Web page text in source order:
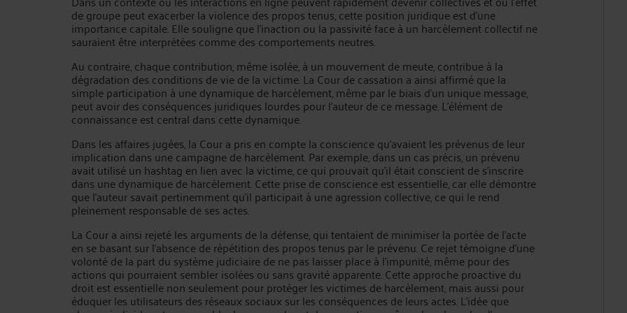
de groupe peut exacerber la violence des propos tenus, cette position juridique est d'une
importance capitale. Elle souligne que l'inaction ou la passivité face à un harcèlement collectif ne
sauraient être interprétées comme des comportements neutres.
Au contraire, chaque contribution, même isolée, à un mouvement de meute, contribue à la
dégradation des conditions de vie de la victime. La Cour de cassation a ainsi affirmé que la
simple participation à une dynamique de harcèlement, même par le biais d’un unique message,
peut avoir des conséquences juridiques lourdes pour l’auteur de ce message. L’élément de
connaissance est central dans cette dynamique.
Dans les affaires jugées, la Cour a pris en compte la conscience qu'avaient les prévenus de leur
implication dans une campagne de harcèlement. Par exemple, dans un cas précis, un prévenu
avait utilisé un hashtag en lien avec la victime, ce qui prouvait qu'il était conscient de s'inscrire
dans une dynamique de harcèlement. Cette prise de conscience est essentielle, car elle démontre
que l’auteur savait pertinemment qu'il participait à une agression collective, ce qui le rend
pleinement responsable de ses actes.
La Cour a ainsi rejeté les arguments de la défense, qui tentaient de minimiser la portée de l’acte
en se basant sur l’absence de répétition des propos tenus par le prévenu. Ce rejet témoigne d'une
volonté de la part du système judiciaire de ne pas laisser place à l’impunité, même pour des
actions qui pourraient sembler isolées ou sans gravité apparente. Cette approche proactive du
droit est essentielle non seulement pour protéger les victimes de harcèlement, mais aussi pour
éduquer les utilisateurs des réseaux sociaux sur les conséquences de leurs actes. L’idée que